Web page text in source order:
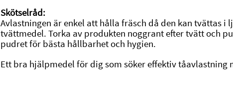
Skötselråd:
Avlastningen är enkel att hålla fräsch då den kan tvättas i
tvättmedel. Torka av produkten noggrant efter tvätt och
pudret för bästa hållbarhet och hygien.
Ett bra hjälpmedel för dig som söker effektiv tåavlastning